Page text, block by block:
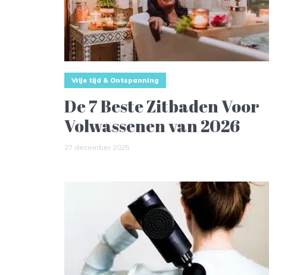
Vrije tijd & Ontspanning
De 7 Beste Zitbaden Voor
Volwassenen van 2026
27 december 2025